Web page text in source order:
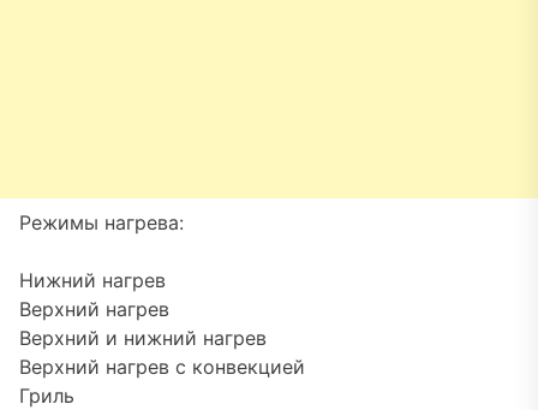
Режимы нагрева:
Нижний нагрев
Верхний нагрев
Верхний и нижний нагрев
Верхний нагрев с конвекцией
Гриль